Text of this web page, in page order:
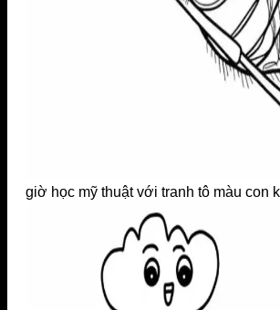
giờ học mỹ thuật với tranh tô màu con